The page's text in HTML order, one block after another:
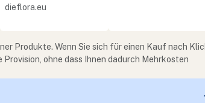
dieflora.eu
Produkte. Wenn Sie sich für einen Kauf nach
ohne dass Ihnen dadurch Mehrkosten